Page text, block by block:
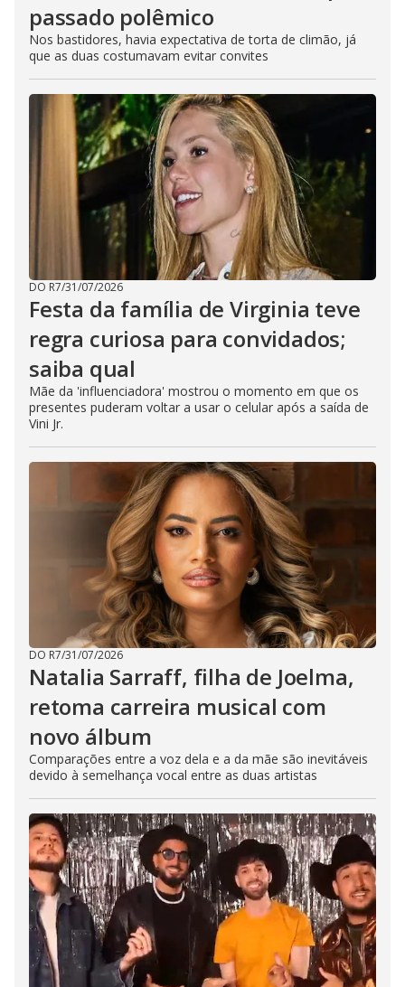
passado polêmico
Nos bastidores, havia expectativa de torta de climão, já
que as duas costumavam evitar convites
DO R7/31/07/2026
Festa da família de Virginia teve
regra curiosa para convidados;
saiba qual
Mãe da 'influenciadora' mostrou o momento em que os
presentes puderam voltar a usar o celular após a saída de
Vini Jr.
DO R7/31/07/2026
Natalia Sarraff, filha de Joelma,
retoma carreira musical com
novo álbum
Comparações entre a voz dela e a da mãe são inevitáveis
devido à semelhança vocal entre as duas artistas